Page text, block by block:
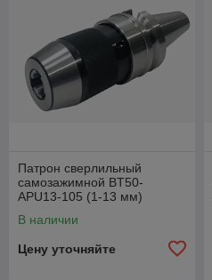
Патрон сверлильный
самозажимной BT50-
APU13-105 (1-13 мм)
В наличии
Цену уточняйте